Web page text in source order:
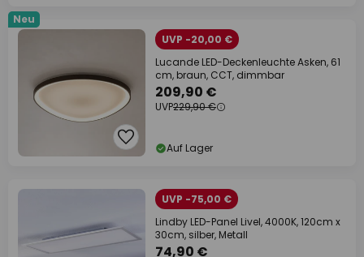
Neu
UVP -20,00 €
Lucande LED-Deckenleuchte Asken, 61
cm, braun, CCT, dimmbar
209,90 €
UVP229,90 €
Auf Lager
UVP -75,00 €
Lindby LED-Panel Livel, 4000K, 120cm x
30cm, silber, Metall
74,90 €